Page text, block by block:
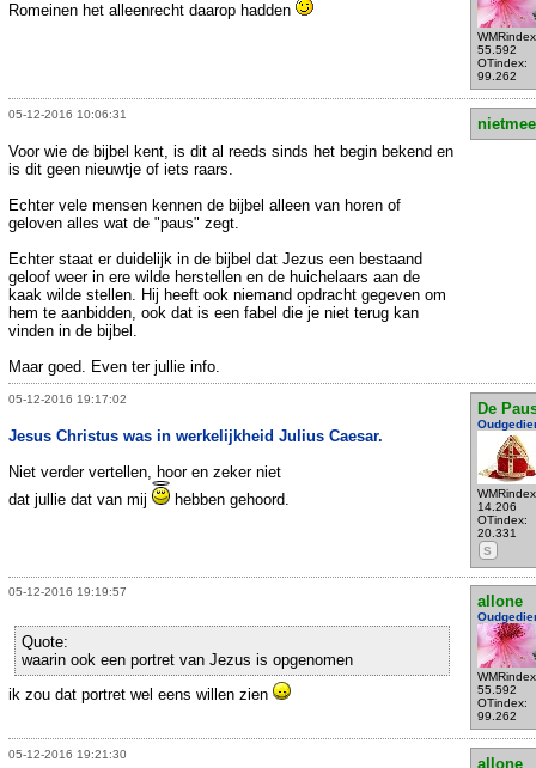
55.592
OTindex:
99.262
Romeinen het alleenrecht daarop hadden
05-12-2016 10:06:31
Voor wie de bijbel kent, is dit al reeds sinds het begin bekend en
is dit geen nieuwtje of iets raars.
Echter vele mensen kennen de bijbel alleen van horen of
geloven alles wat de "paus" zegt.
Echter staat er duidelijk in de bijbel dat Jezus een bestaand
geloof weer in ere wilde herstellen en de huichelaars aan de
kaak wilde stellen. Hij heeft ook niemand opdracht gegeven om
hem te aanbidden, ook dat is een fabel die je niet terug kan
vinden in de bijbel.
Maar goed. Even ter jullie info.
05-12-2016 19:17:02
De
14.206
OTindex:
20.331
S
Jesus Christus was in werkelijkheid Julius Caesar.
Niet verder vertellen, hoor en zeker niet
dat jullie dat van mij
hebben gehoord.
05-12-2016 19:19:57
allone
55.592
OTindex:
99.262
Quote:
waarin ook een portret van Jezus is opgenomen
ik zou dat portret wel eens willen zien
05-12-2016 19:21:30
allone